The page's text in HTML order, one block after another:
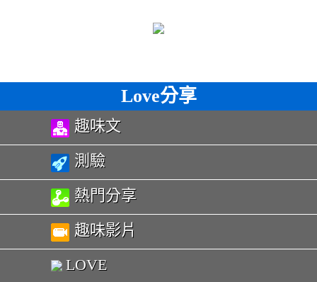
Love分享
趣味文
測驗
熱門分享
趣味影片
LOVE